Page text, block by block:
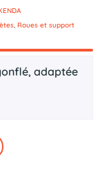
, Roues et support
adaptée